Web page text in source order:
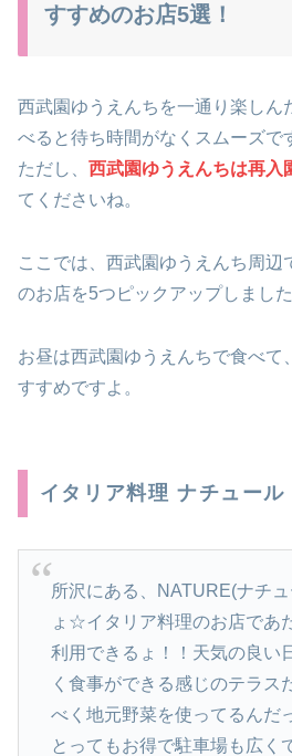
すすめのお店5選！
西武園ゆうえんち を一通り楽しん
べると待ち時間がなくスムーズで
ただし、 西武園ゆうえんちは再入
て くださいね。
ここでは、西武園ゆうえんち周辺
のお店を5つピックアップしました
お昼は西武園ゆうえんちで食べて
すすめですよ。
イタリア料理 ナチュール
所沢にある、NATURE(ナチ
ょ☆イタリア料理のお店であ
利用できるょ！！天気の良い
く食事ができる感じのテラ
べく地元野菜を使ってるんだ
とってもお得で駐車場も広く